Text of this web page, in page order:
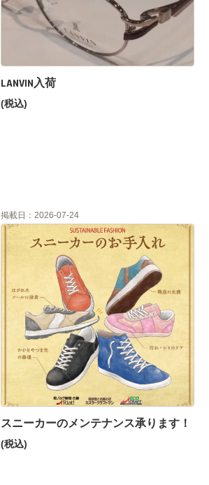
LANVIN入荷
(税込)
掲載日：2026-07-24
スニーカーのメンテナンス承ります！
(税込)